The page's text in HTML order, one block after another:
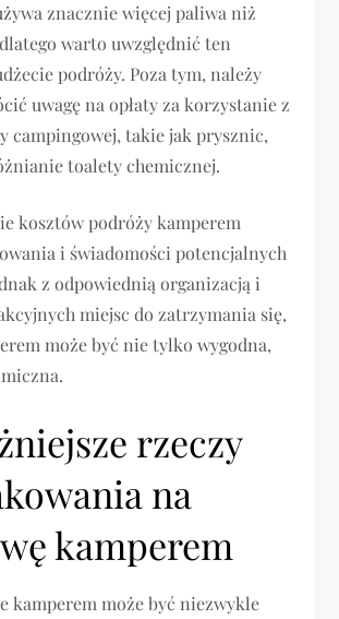
znacznie więcej paliwa niż
warto uwzględnić ten
podróży. Poza tym, należy
uwagę na opłaty za korzystanie z
campingowej, takie jak prysznic,
toalety chemicznej.
kosztów podróży kamperem
i świadomości potencjalnych
z odpowiednią organizacją i
miejsc do zatrzymania się,
może być nie tylko wygodna,
rzeczy
na
kamperem
kamperem może być niezwykle